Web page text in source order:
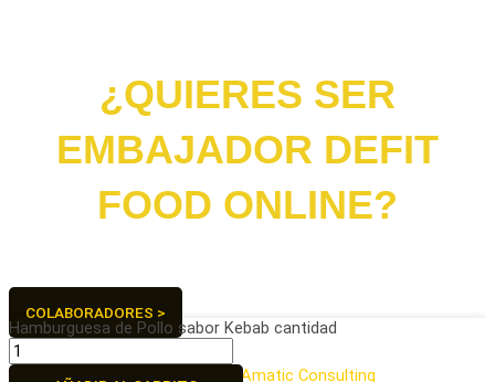
¿QUIERES SER
EMBAJADOR DEFIT
FOOD ONLINE?
COLABORADORES >
Amatic Consulting
Hamburguesa de Pollo sabor Kebab cantidad